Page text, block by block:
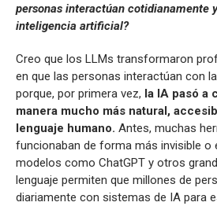
personas interactúan cotidianamente
inteligencia artificial?
Creo que los LLMs transformaron
en que las personas interactúan con
porque, por primera vez, la IA pasó a
manera mucho más natural,
lenguaje humano. Antes, muchas
funcionaban de forma más invisible o
modelos como ChatGPT y otros
lenguaje permiten que millones de
diariamente con sistemas de IA para